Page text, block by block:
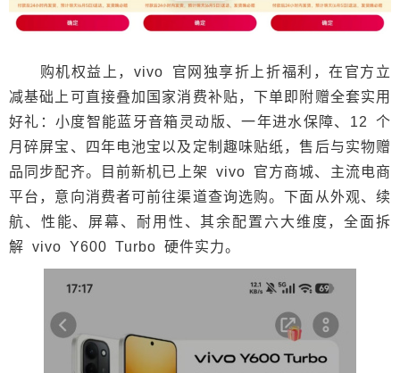
购机权益上，vivo 官网独享折上折福利，在官方立
减基础上可直接叠加国家消费补贴，下单即附赠全套实用
好礼：小度智能蓝牙音箱灵动版、一年进水保障、12 个
月碎屏宝、四年电池宝以及定制趣味贴纸，售后与实物赠
品同步配齐。目前新机已上架 vivo 官方商城、主流电商
平台，意向消费者可前往渠道查询选购。下面从外观、续
航、性能、屏幕、耐用性、其余配置六大维度，全面拆
解 vivo Y600 Turbo 硬件实力。